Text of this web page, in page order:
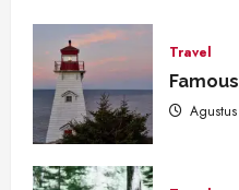
Travel